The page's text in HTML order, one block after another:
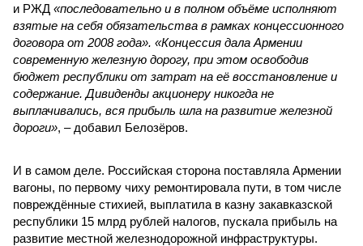
и РЖД «последовательно и в полном объёме исполняют
взятые на себя обязательства в рамках концессионного
договора от 2008 года». «Концессия дала Армении
современную железную дорогу, при этом освободив
бюджет республики от затрат на её восстановление и
содержание. Дивиденды акционеру никогда не
выплачивались, вся прибыль шла на развитие железной
дороги», – добавил Белозёров.
И в самом деле. Российская сторона поставляла Армении
вагоны, по первому чиху ремонтировала пути, в том числе
повреждённые стихией, выплатила в казну закавказской
республики 15 млрд рублей налогов, пускала прибыль на
развитие местной железнодорожной инфраструктуры.